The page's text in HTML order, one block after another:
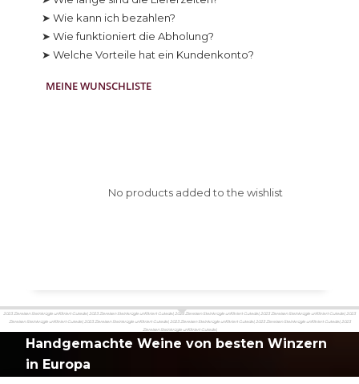
➤ Wie kann ich bezahlen?
➤ Wie funktioniert die Abholung?
➤ Welche Vorteile hat ein Kundenkonto?
MEINE WUNSCHLISTE
No products added to the wishlist
2023 Ziereisen Steinkrügle unfiltriert Gutedel, 2023 Ziereisen Steinkrügle unfiltriert Gutedel, 2023 Ziereisen Steinkrügle unfiltriert Gutedel, 2023 Ziereisen Steinkrügle unfiltriert Gutedel, 2023
Ziereisen Steinkrügle unfiltriert Gutedel, 2023 Ziereisen Steinkrügle unfiltriert Gutedel, 2023 Ziereisen Steinkrügle unfiltriert Gutedel, 2023 Ziereisen Steinkrügle unfiltriert Gutedel, 2023
Ziereisen Steinkrügle unfiltriert Gutedel,
Handgemachte Weine von besten Winzern
in Europa